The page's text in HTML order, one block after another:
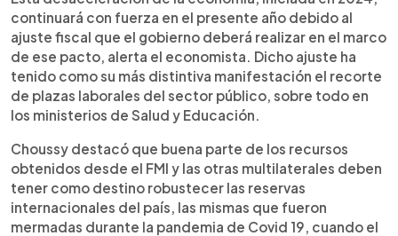
continuará con fuerza en el presente año debido al
ajuste fiscal que el gobierno deberá realizar en el marco
de ese pacto, alerta el economista. Dicho ajuste ha
tenido como su más distintiva manifestación el recorte
de plazas laborales del sector público, sobre todo en
los ministerios de Salud y Educación.
Choussy destacó que buena parte de los recursos
obtenidos desde el FMI y las otras multilaterales deben
tener como destino robustecer las reservas
internacionales del país, las mismas que fueron
mermadas durante la pandemia de Covid 19, cuando el